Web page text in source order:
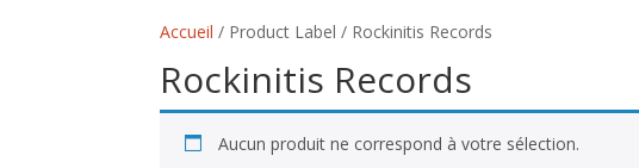
Accueil / Product Label / Rockinitis Records
Rockinitis Records
Aucun produit ne correspond à votre sélection.